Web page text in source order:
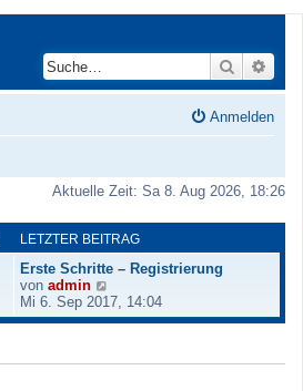
Suche
Anmelden
Aktuelle Zeit: Sa 8. Aug 2026, 18:26
LETZTER BEITRAG
Erste Schritte – Registrierung
von admin
e
u
t
Mi 6. Sep 2017, 14:04